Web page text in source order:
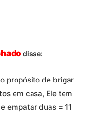
disse:
propósito de brigar
em casa, Ele tem
empatar duas = 11